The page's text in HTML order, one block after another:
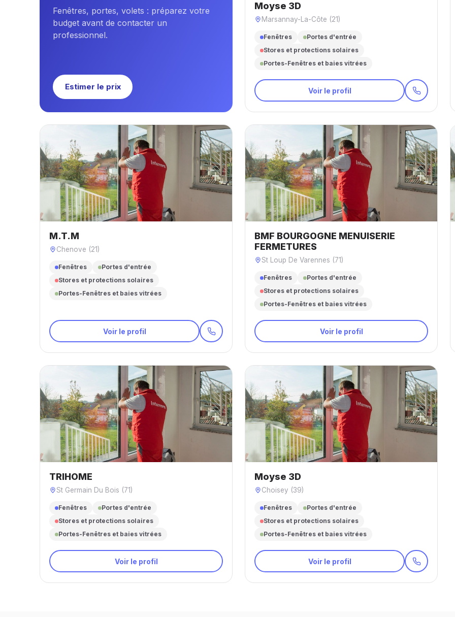
Fenêtres, portes, volets : préparez votre
budget avant de contacter un
professionnel.
Estimer le prix
Moyse 3D
Marsannay-La-Côte (21)
Fenêtres
Portes d'entrée
Stores et protections solaires
Portes-Fenêtres et baies vitrées
Voir le profil
M.T.M
Chenove (21)
Fenêtres
Portes d'entrée
Stores et protections solaires
Portes-Fenêtres et baies vitrées
Voir le profil
BMF BOURGOGNE MENUISERIE
FERMETURES
St Loup De Varennes (71)
Fenêtres
Portes d'entrée
Stores et protections solaires
Portes-Fenêtres et baies vitrées
Voir le profil
TRIHOME
St Germain Du Bois (71)
Fenêtres
Portes d'entrée
Stores et protections solaires
Portes-Fenêtres et baies vitrées
Voir le profil
Moyse 3D
Choisey (39)
Fenêtres
Portes d'entrée
Stores et protections solaires
Portes-Fenêtres et baies vitrées
Voir le profil